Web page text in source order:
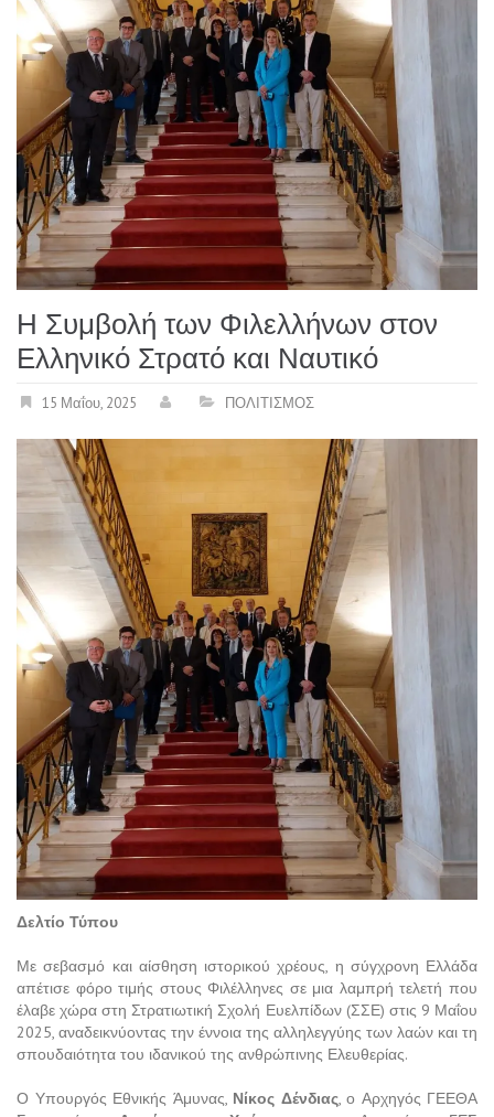
Η Συμβολή των Φιλελλήνων στον
Ελληνικό Στρατό και Ναυτικό
15 Μαΐου, 2025 ΠΟΛΙΤΙΣΜΟΣ
Δελτίο Τύπου
Με σεβασμό και αίσθηση ιστορικού χρέους, η σύγχρονη Ελλάδα
απέτισε φόρο τιμής στους Φιλέλληνες σε μια λαμπρή τελετή που
έλαβε χώρα στη Στρατιωτική Σχολή Ευελπίδων (ΣΣΕ) στις 9 Μαΐου
2025, αναδεικνύοντας την έννοια της αλληλεγγύης των λαών και τη
σπουδαιότητα του ιδανικού της ανθρώπινης Ελευθερίας.
Ο Υπουργός Εθνικής Άμυνας, Νίκος Δένδιας, ο Αρχηγός ΓΕΕΘΑ